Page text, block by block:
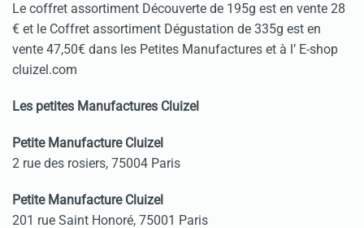
Le coffret assortiment Découverte de 195g est en vente 28
€ et le Coffret assortiment Dégustation de 335g est en
vente 47,50€ dans les Petites Manufactures et à l’ E-shop
cluizel.com
Les petites Manufactures Cluizel
Petite Manufacture Cluizel
2 rue des rosiers, 75004 Paris
Petite Manufacture Cluizel
201 rue Saint Honoré, 75001 Paris